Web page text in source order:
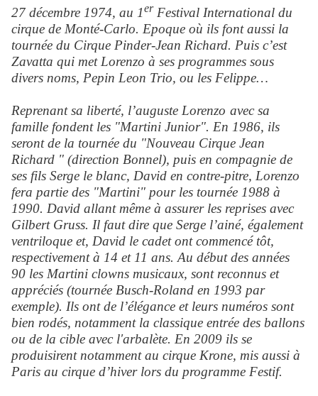
27 décembre 1974, au 1erFestival International du
cirque de Monté-Carlo. Epoque où ils font aussi la
tournée du Cirque Pinder-Jean Richard. Puis c’est
Zavatta qui met Lorenzo à ses programmes sous
divers noms, Pepin Leon Trio, ou les Felippe…
Reprenant sa liberté, l’auguste Lorenzo avec sa
famille fondent les "Martini Junior". En 1986, ils
seront de la tournée du "Nouveau Cirque Jean
Richard " (direction Bonnel), puis en compagnie de
ses fils Serge le blanc, David en contre-pitre, Lorenzo
fera partie des "Martini" pour les tournée 1988 à
1990. David allant même à assurer les reprises avec
Gilbert Gruss. Il faut dire que Serge l’ainé, également
ventriloque et, David le cadet ont commencé tôt,
respectivement à 14 et 11 ans. Au début des années
90 les Martini clowns musicaux, sont reconnus et
appréciés (tournée Busch-Roland en 1993 par
exemple). Ils ont de l’élégance et leurs numéros sont
bien rodés, notamment la classique entrée des ballons
ou de la cible avec l'arbalète. En 2009 ils se
produisirent notamment au cirque Krone, mis aussi à
Paris au cirque d’hiver lors du programme Festif.